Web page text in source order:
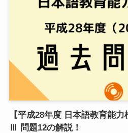
【平成28年度 日本語教育能
Ⅲ 問題12の解説！